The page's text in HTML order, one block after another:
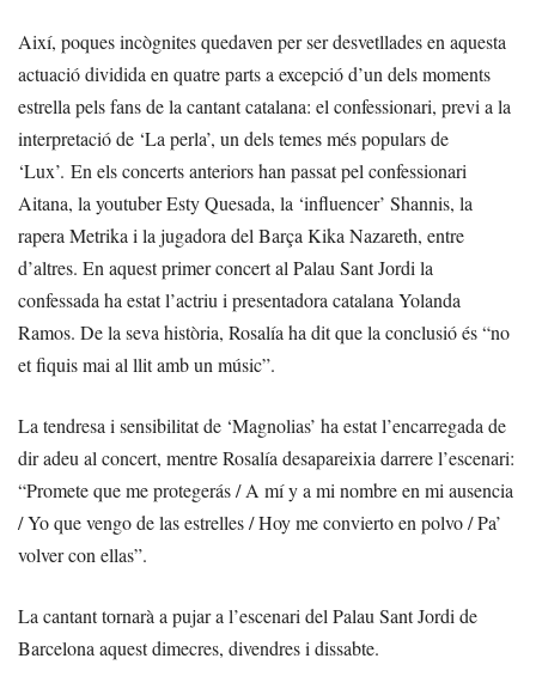
Així, poques incògnites quedaven per ser desvetllades en aquesta
actuació dividida en quatre parts a excepció d’un dels moments
estrella pels fans de la cantant catalana: el confessionari, previ a la
interpretació de ‘La perla’, un dels temes més populars de
‘Lux’. En els concerts anteriors han passat pel confessionari
Aitana, la youtuber Esty Quesada, la ‘influencer’ Shannis, la
rapera Metrika i la jugadora del Barça Kika Nazareth, entre
d’altres. En aquest primer concert al Palau Sant Jordi la
confessada ha estat l’actriu i presentadora catalana Yolanda
Ramos. De la seva història, Rosalía ha dit que la conclusió és “no
et fiquis mai al llit amb un músic”.
La tendresa i sensibilitat de ‘Magnolias’ ha estat l’encarregada de
dir adeu al concert, mentre Rosalía desapareixia darrere l’escenari:
“Promete que me protegerás / A mí y a mi nombre en mi ausencia
/ Yo que vengo de las estrelles / Hoy me convierto en polvo / Pa’
volver con ellas”.
La cantant tornarà a pujar a l’escenari del Palau Sant Jordi de
Barcelona aquest dimecres, divendres i dissabte.